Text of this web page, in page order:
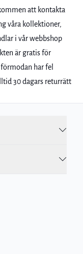
att kontakta
våra kollektioner,
i vår webbshop
är gratis för
har fel
30 dagars returrätt